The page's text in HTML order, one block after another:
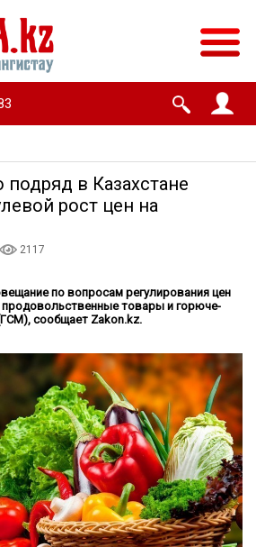
в Казахстане
рост цен на
2117
по вопросам регулирования цен
товары и горюче-
сообщает Zakon.kz.